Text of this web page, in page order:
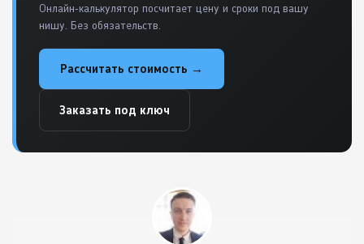
Онлайн-калькулятор посчитает цену и сроки под вашу
нишу. Без обязательств.
Рассчитать стоимость →
Заказать под ключ